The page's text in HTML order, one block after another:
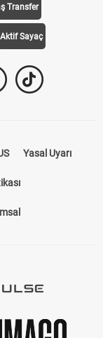
Transfer
Aktif Sayaç
Yasal Uyarı